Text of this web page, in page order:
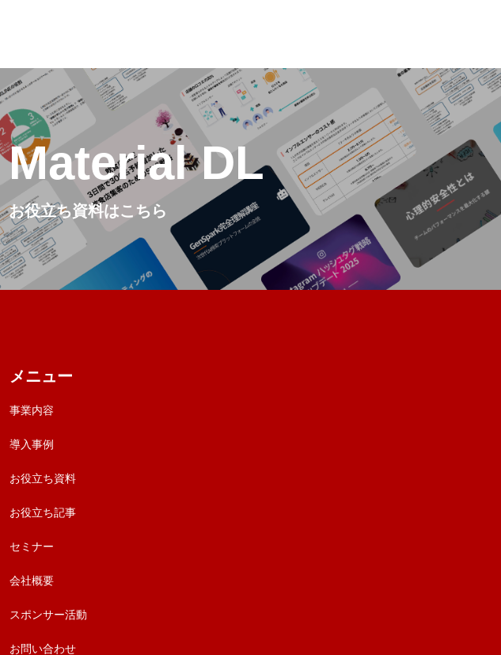
お問い合わせ
Material DL
お役立ち資料はこちら
メニュー
事業内容
導入事例
お役立ち資料
お役立ち記事
セミナー
会社概要
スポンサー活動
お問い合わせ